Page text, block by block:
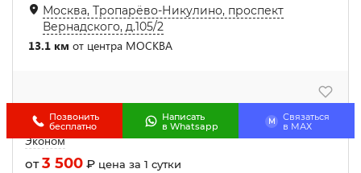
Москва, Тропарёво-Никулино, проспект
Вернадского, д.105/2
13.1 км от центра МОСКВА
Эконом
от3 500 ₽ цена за 1 сутки
Позвонить
бесплатно
Написать
в Whatsapp
M
Связаться
в МАХ